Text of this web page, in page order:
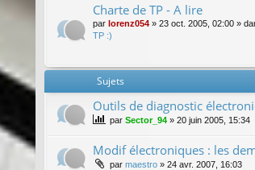
Charte de TP - A lire
par lorenz054 » 23 oct. 2005, 02:00 »
TP :)
Sujets
Outils de diagnostic
par Sector_94 » 20 juin 2005, 15:34
Modif électroniques : les
par maestro » 24 avr. 2007, 16:03